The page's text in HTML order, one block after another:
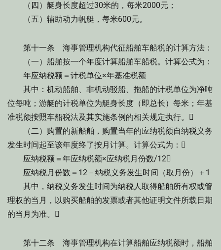
（四）艇身长度超过30米的，每米2000元；
（五）辅助动力帆艇，每米600元。
第十一条 海事管理机构代征船舶车船税的计算方法：
（一）船舶按一个年度计算船舶车船税。计算公式为：
年应纳税额＝计税单位×年基准税额
其中：机动船舶、非机动驳船、拖船的计税单位为净吨
位每吨；游艇的计税单位为艇身长度（即总长）每米；年基
准税额按照车船税法及其实施条例的相关规定执行。
（二）购置的新船舶，购置当年的应纳税额自纳税义务
发生时间起至该年度终了按月计算。计算公式为：
应纳税额＝年应纳税额×应纳税月份数/12
应纳税月份数＝12－纳税义务发生时间（取月份）＋1
其中，纳税义务发生时间为纳税人取得船舶所有权或管
理权的当月，以购买船舶的发票或者其他证明文件所载日期
的当月为准。
第十二条 海事管理机构在计算船舶应纳税额时，船舶